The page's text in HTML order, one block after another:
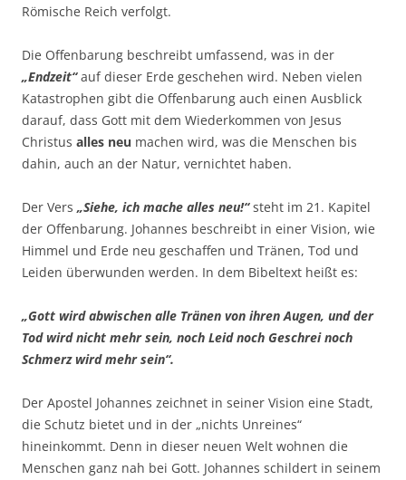
Römische Reich verfolgt.
Die Offenbarung beschreibt umfassend, was in der
„Endzeit“auf dieser Erde geschehen wird. Neben vielen
Katastrophen gibt die Offenbarung auch einen Ausblick
darauf, dass Gott mit dem Wiederkommen von Jesus
Christus alles neu machen wird, was die Menschen bis
dahin, auch an der Natur, vernichtet haben.
Der Vers „Siehe, ich mache alles neu!“steht im 21. Kapitel
der Offenbarung. Johannes beschreibt in einer Vision, wie
Himmel und Erde neu geschaffen und Tränen, Tod und
Leiden überwunden werden. In dem Bibeltext heißt es:
„Gott wird abwischen alle Tränen von ihren Augen, und der
Tod wird nicht mehr sein, noch Leid noch Geschrei noch
Schmerz wird mehr sein“.
Der Apostel Johannes zeichnet in seiner Vision eine Stadt,
die Schutz bietet und in der „nichts Unreines“
hineinkommt. Denn in dieser neuen Welt wohnen die
Menschen ganz nah bei Gott. Johannes schildert in seinem